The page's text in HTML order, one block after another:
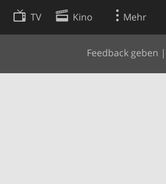
TV Kino Mehr
Feedback geben |